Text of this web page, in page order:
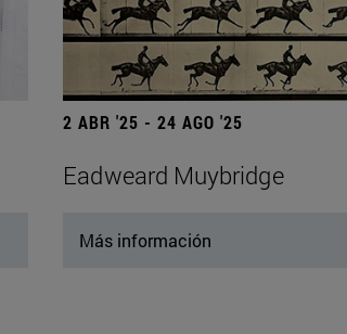
2 ABR '25 - 24 AGO '25
Eadweard Muybridge
Más información